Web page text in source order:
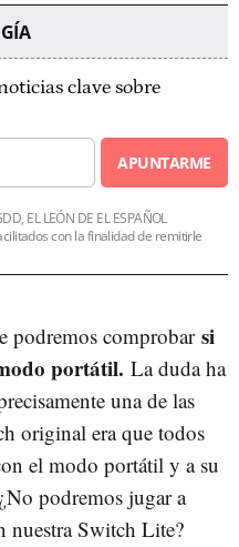
clave sobre
APUNTARME
EL LEÓN DE EL ESPAÑOL
con la finalidad de remitirle
podremos comprobar si
portátil. La duda ha
una de las
original era que todos
el modo portátil y a su
podremos jugar a
nuestra Switch Lite?